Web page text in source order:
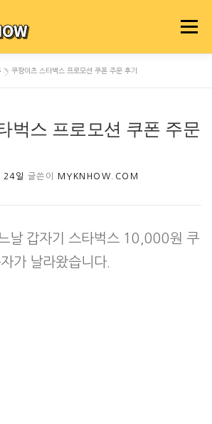
메뉴
» 쿠팡이츠 스타벅스 프로모션 쿠폰 주문 후기
벅스 프로모션 쿠폰 주문
24일 글쓴이 MYKNHOW.COM
날 갑자기 스타벅스 10,000원 쿠
가 날라왔습니다.